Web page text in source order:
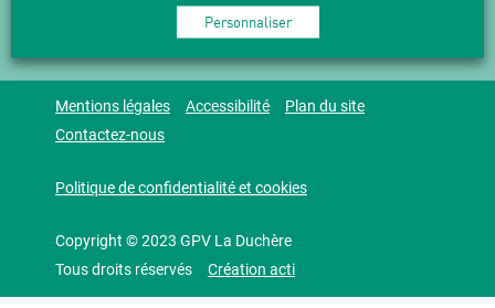
12 bis place Gisèle Halimi 69009 LYON
Mentions légales Accessibilité
Plan du site
Contactez-nous
Politique de confidentialité et cookies
Copyright © 2023 GPV La Duchère
Tous droits réservés
Création acti
Personnaliser